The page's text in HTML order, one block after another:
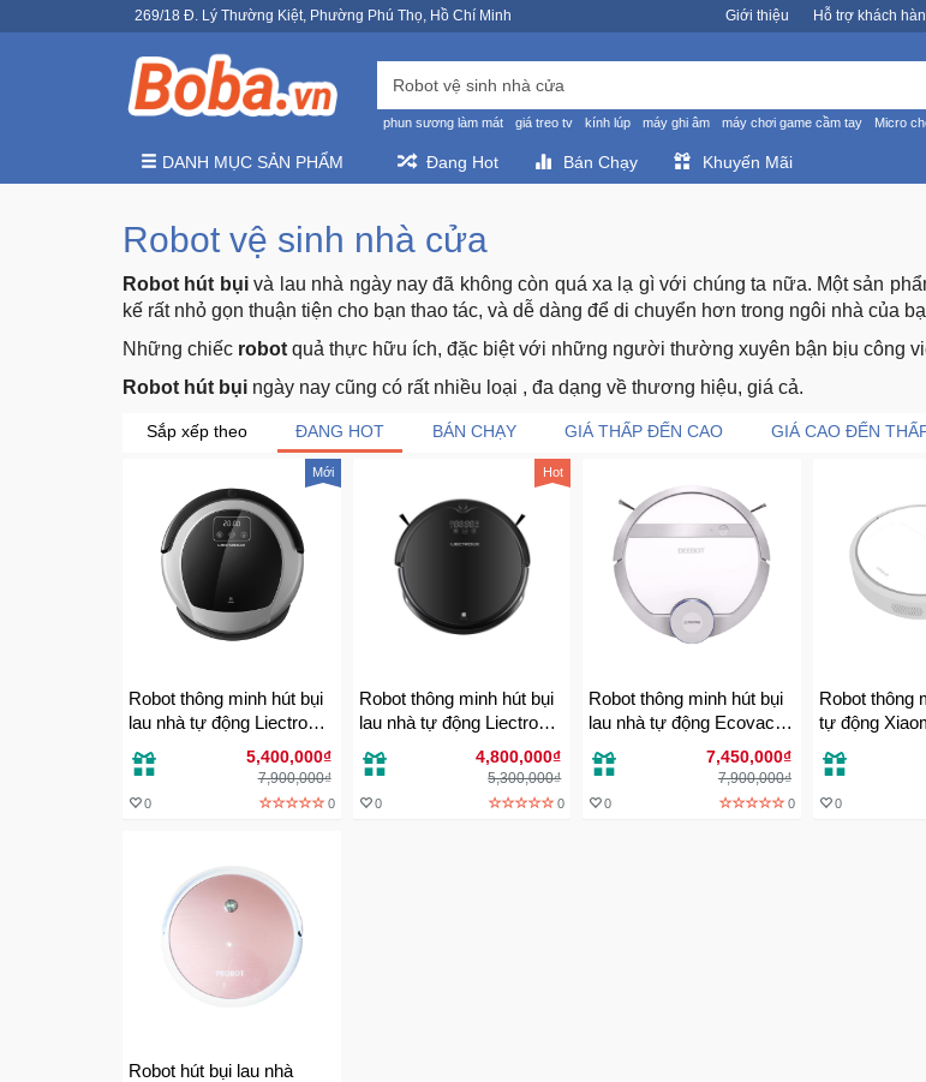
269/18 Đ. Lý Thường Kiệt, Phường Phú Thọ, Hồ Chí Minh Giới thiệu Hỗ trợ khách
phun sương làm mát giá treo tv kính lúp máy ghi âm máy chơi game cầm tay Micro
DANH MỤC SẢN PHẨM Đang Hot Bán Chạy Khuyến Mãi
Robot vệ sinh nhà cửa
Robot hút bụivà lau nhà ngày nay đã không còn quá xa lạ gì với chúng ta nữa. Một sản
kế rất nhỏ gọn thuận tiện cho bạn thao tác, và dễ dàng để di chuyển hơn trong ngôi nhà của
Những chiếc robot quả thực hữu ích, đặc biệt với những người thường xuyên bận bịu công
Robot hút bụi ngày nay cũng có rất nhiều loại , đa dạng về thương hiệu, giá cả.
Sắp xếp theo ĐANG HOT BÁN CHẠY GIÁ THẤP ĐẾN CAO GIÁ CAO ĐẾN
Mới
Robot thông minh hút bụi
lau nhà tự động Liectroux
5,400,000₫
7,900,000₫
0 0
Hot
Robot thông minh hút bụi
lau nhà tự động Liectroux
4,800,000₫
5,300,000₫
0 0
Robot thông minh hút bụi
lau nhà tự động Ecovacs
7,450,000₫
7,900,000₫
0 0
Robot thông
tự động
C10 chính
0
Robot hút bụi lau nhà